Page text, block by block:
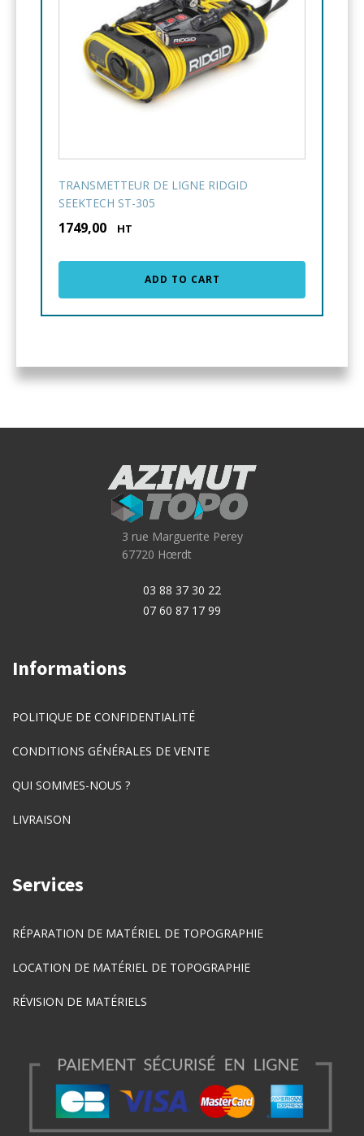
TRANSMETTEUR DE LIGNE RIDGID
SEEKTECH ST-305
1749,00 HT
ADD TO CART
3 rue Marguerite Perey
67720 Hœrdt
03 88 37 30 22
07 60 87 17 99
Informations
POLITIQUE DE CONFIDENTIALITÉ
CONDITIONS GÉNÉRALES DE VENTE
QUI SOMMES-NOUS ?
LIVRAISON
Services
RÉPARATION DE MATÉRIEL DE TOPOGRAPHIE
LOCATION DE MATÉRIEL DE TOPOGRAPHIE
RÉVISION DE MATÉRIELS